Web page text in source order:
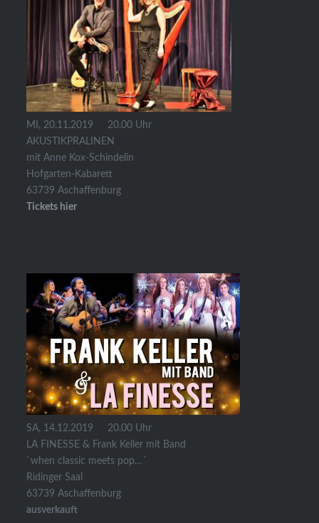
MI, 20.11.2019 20.00 Uhr
AKUSTIKPRALINEN
mit Anne Kox-Schindelin
Hofgarten-Kabarett
63739 Aschaffenburg
Tickets hier
SA, 14.12.2019 20.00 Uhr
LA FINESSE & Frank Keller mit Band
`when classic meets pop…´
Ridinger Saal
63739 Aschaffenburg
ausverkauft